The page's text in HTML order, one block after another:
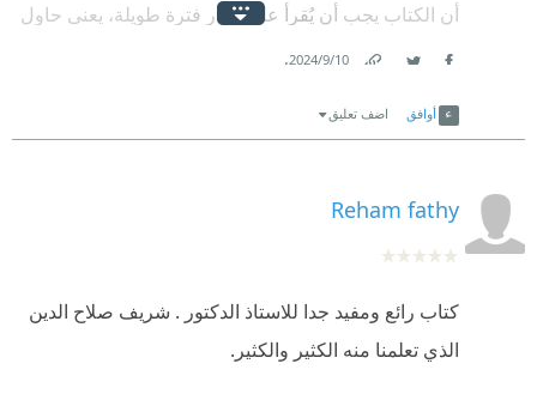
أن الكتاب يجب أن يُقرأ على مدار فترة طويلة، يعني حاول
أن تقرأ كل يوم جزءًا صغيرًا منه لتستفيد من الكتاب، لأن
10‏/9‏/2024
.
أوافق اضف تعليق
Reham fathy
كتاب رائع ومفيد جدا للاستاذ الدكتور . شريف صلاح الدين
الذي تعلمنا منه الكثير والكثير.